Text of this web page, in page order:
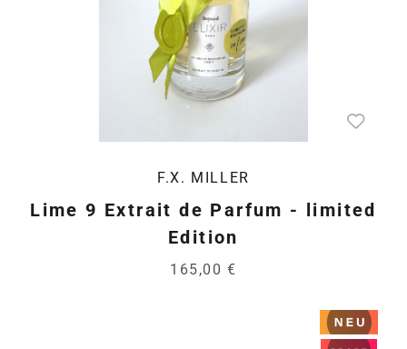
F.X. MILLER
Lime 9 Extrait de Parfum - limited
Edition
165,00 €